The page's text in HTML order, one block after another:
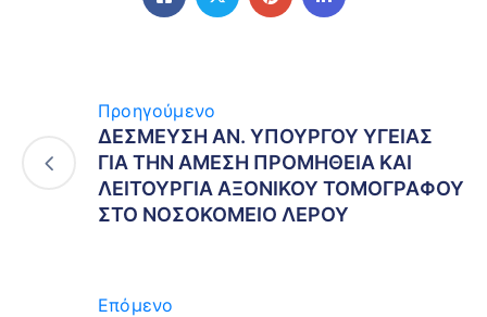
Προηγούμενο
ΔΕΣΜΕΥΣΗ ΑΝ. ΥΠΟΥΡΓΟΥ ΥΓΕΙΑΣ
ΓΙΑ ΤΗΝ ΑΜΕΣΗ ΠΡΟΜΗΘΕΙΑ ΚΑΙ
ΛΕΙΤΟΥΡΓΙΑ ΑΞΟΝΙΚΟΥ ΤΟΜΟΓΡΑΦΟΥ
ΣΤΟ ΝΟΣΟΚΟΜΕΙΟ ΛΕΡΟΥ
Επόμενο